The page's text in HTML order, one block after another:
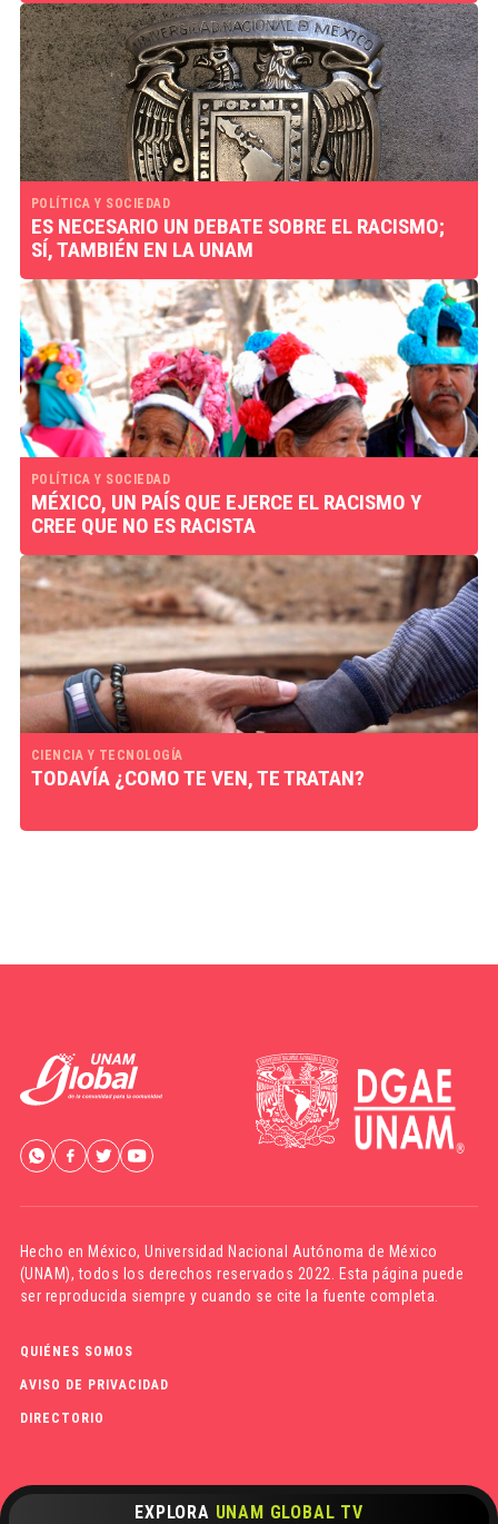
EXPLORA UNAM GLOBAL TV
POLÍTICA Y SOCIEDAD
ES NECESARIO UN DEBATE SOBRE EL RACISMO;
SÍ, TAMBIÉN EN LA UNAM
POLÍTICA Y SOCIEDAD
MÉXICO, UN PAÍS QUE EJERCE EL RACISMO Y
CREE QUE NO ES RACISTA
CIENCIA Y TECNOLOGÍA
TODAVÍA ¿COMO TE VEN, TE TRATAN?
Hecho en México,Universidad Nacional Autónoma de México
(UNAM), todos los derechos reservados 2022. Esta página puede
ser reproducida siempre y cuando se cite la fuente completa.
QUIÉNES SOMOS
AVISO DE PRIVACIDAD
DIRECTORIO